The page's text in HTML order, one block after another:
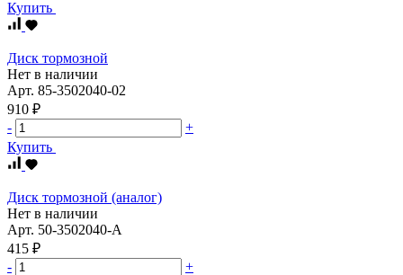
Купить
Диск тормозной
Нет в наличии
Арт. 85-3502040-02
910 ₽
-
+
Купить
Диск тормозной (аналог)
Нет в наличии
Арт. 50-3502040-А
415 ₽
-
+